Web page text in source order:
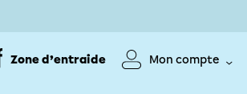
Zone d’entraide Mon compte